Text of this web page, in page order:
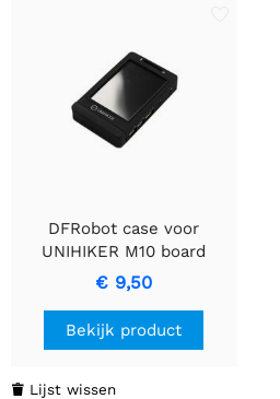
DFRobot case voor
UNIHIKER M10 board
(zwart)
€ 9,50
Bekijk product
 Lijst wissen